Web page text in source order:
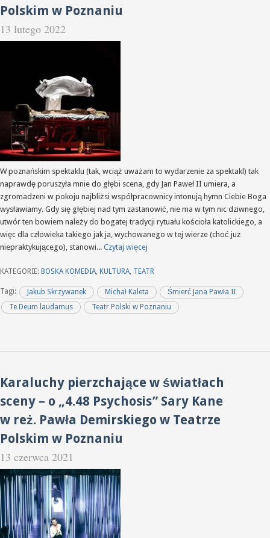
Polskim w Poznaniu
13 lutego 2022
W poznańskim spektaklu (tak, wciąż uważam to wydarzenie za spektakl) tak
naprawdę poruszyła mnie do głębi scena, gdy Jan Paweł II umiera, a
zgromadzeni w pokoju najbliżsi współpracownicy intonują hymn Ciebie Boga
wysławiamy. Gdy się głębiej nad tym zastanowić, nie ma w tym nic dziwnego,
utwór ten bowiem należy do bogatej tradycji rytuału kościoła katolickiego, a
więc dla człowieka takiego jak ja, wychowanego w tej wierze (choć już
niepraktykującego), stanowi... Czytaj więcej
KATEGORIE: BOSKA KOMEDIA, KULTURA, TEATR
Tagi: Jakub Skrzywanek Michał Kaleta
Śmierć Jana Pawła II
Te Deum laudamus
Teatr Polski w Poznaniu
Karaluchy pierzchające w światłach
sceny – o „4.48 Psychosis” Sary Kane
w reż. Pawła Demirskiego w Teatrze
Polskim w Poznaniu
13 czerwca 2021